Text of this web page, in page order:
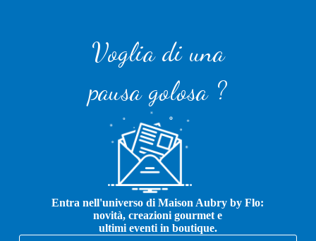
Voglia di una
pausa golosa ?
Entra nell'universo di Maison Aubry by Flo:
novità, creazioni gourmet e
ultimi eventi in boutique.